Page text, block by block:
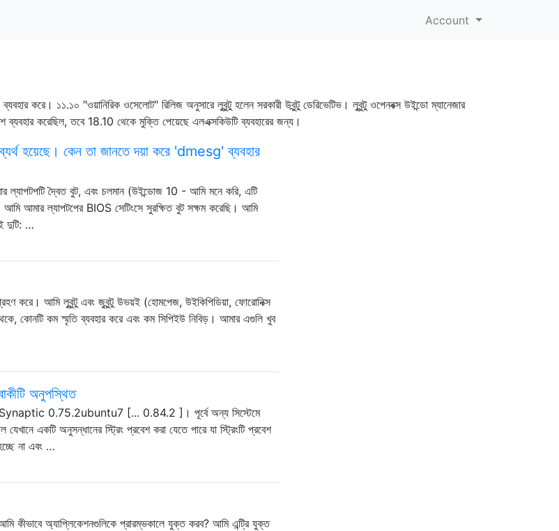
Account
করে। ১১.১০ "ওয়ানিরিক ওসেলোট" রিলিজ অনুসারে লুবুন্টু হলেন সরকারী উবুন্টু ডেরিভেটিভ। লুবুন্টু ওপেনবক্স উইন্ডো ম্যানেজার
করেছিল, তবে 18.10 থেকে মুক্তি পেয়েছে এলএক্সকিউটি ব্যবহারের জন্য।
কেন তা জানতে দয়া করে 'dmesg' ব্যবহার
ল্যাপটপটি দ্বৈত বুট, এবং চলমান (উইন্ডোজ 10 - আমি মনে করি, এটি
আমার ল্যাপটপের BIOS সেটিংসে সুরক্ষিত বুট সক্ষম করেছি। আমি
দুটি: …
করে। আমি লুবুন্টু এবং জুবুন্টু উভয়ই (হোমপেজ, উইকিপিডিয়া, ফোরোনিক্স
কোনটি কম স্মৃতি ব্যবহার করে এবং কম সিপিইউ নিবিড়। আমার এগুলি খুব
অনুপস্থিত
0.75.2ubuntu7 [... 0.84.2 ]। পূর্বে অন্য সিস্টেমে
একটি অনুসন্ধানের স্ট্রিং প্রবেশ করা যেতে পারে যা স্ট্রিংটি প্রবেশ
না এবং …
কীভাবে অ্যাপ্লিকেশনগুলিকে প্রারম্ভকালে যুক্ত করব? আমি এন্ট্রি যুক্ত